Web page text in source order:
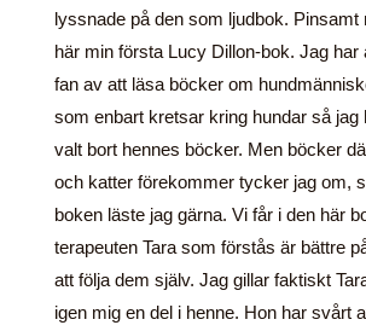
lyssnade på den som ljudbok. Pinsamt
här min första Lucy Dillon-bok. Jag har
fan av att läsa böcker om
som enbart kretsar kring hundar så jag
valt bort hennes böcker. Men böcker
och katter förekommer tycker jag om,
boken läste jag gärna. Vi får i den här
terapeuten Tara som förstås är bättre
att följa dem själv. Jag gillar faktiskt
igen mig en del i henne. Hon har svårt